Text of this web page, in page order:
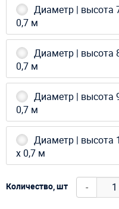
Диаметр | высота
0,7 м
Диаметр | высота
0,7 м
Диаметр | высота
0,7 м
Диаметр | высота
х 0,7 м
Количество, шт -